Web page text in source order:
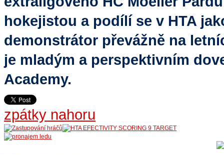
hokejistou a podílí se v HTA
demonstrátor převážně na
je mladým a perspektivním
Academy.
zpátky nahoru